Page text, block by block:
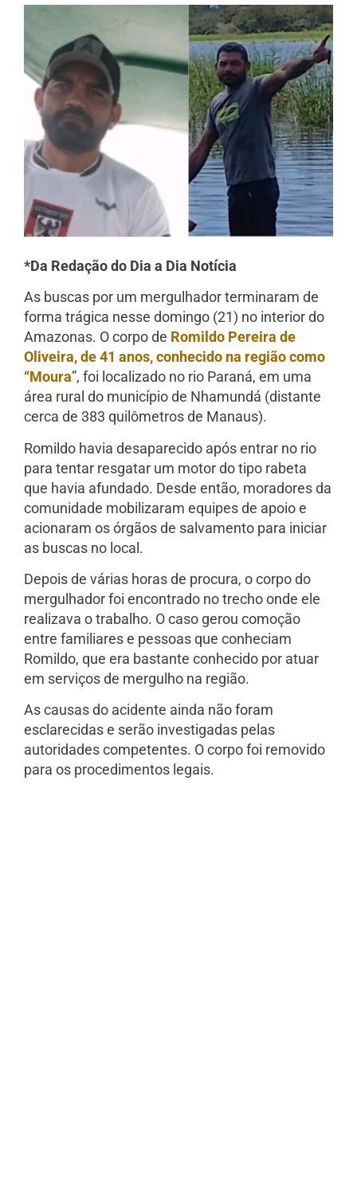
*Da Redação do Dia a Dia Notícia
As buscas por um mergulhador terminaram de
forma trágica nesse domingo (21) no interior do
Amazonas. O corpo de Romildo Pereira de
Oliveira, de 41 anos, conhecido na região como
“Moura”, foi localizado no rio Paraná, em uma
área rural do município de Nhamundá (distante
cerca de 383 quilômetros de Manaus).
Romildo havia desaparecido após entrar no rio
para tentar resgatar um motor do tipo rabeta
que havia afundado. Desde então, moradores da
comunidade mobilizaram equipes de apoio e
acionaram os órgãos de salvamento para iniciar
as buscas no local.
Depois de várias horas de procura, o corpo do
mergulhador foi encontrado no trecho onde ele
realizava o trabalho. O caso gerou comoção
entre familiares e pessoas que conheciam
Romildo, que era bastante conhecido por atuar
em serviços de mergulho na região.
As causas do acidente ainda não foram
esclarecidas e serão investigadas pelas
autoridades competentes. O corpo foi removido
para os procedimentos legais.